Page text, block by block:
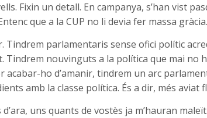
Fixin un detall. En campanya, s’han vist
que a la CUP no li devia fer massa gràcia.
Tindrem parlamentaris sense ofici polític
Tindrem nouvinguts a la política que mai no
acabar-ho d’amanir, tindrem un arc
amb la classe política. És a dir, més aviat
uns quants de vostès ja m’hauran